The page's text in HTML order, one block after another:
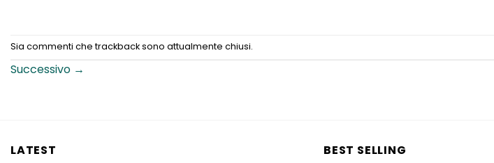
Sia commenti che trackback sono attualmente chiusi.
Successivo →
LATEST BEST SELLING